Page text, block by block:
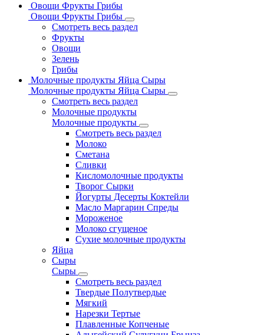
Овощи Фрукты Грибы
Овощи Фрукты Грибы
Смотреть весь раздел
Фрукты
Овощи
Зелень
Грибы
Молочные продукты Яйца Сыры
Молочные продукты Яйца Сыры
Смотреть весь раздел
Молочные продукты
Молочные продукты
Смотреть весь раздел
Молоко
Сметана
Сливки
Кисломолочные продукты
Творог Сырки
Йогурты Десерты Коктейли
Масло Маргарин Спреды
Мороженое
Молоко сгущеное
Сухие молочные продукты
Яйца
Сыры
Сыры
Смотреть весь раздел
Твердые Полутвердые
Мягкий
Нарезки Тертые
Плавленные Копченые